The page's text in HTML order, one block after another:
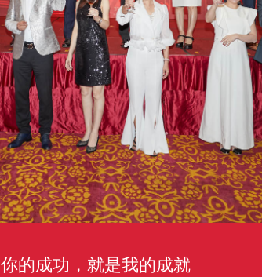
你的成功，就是我的成就